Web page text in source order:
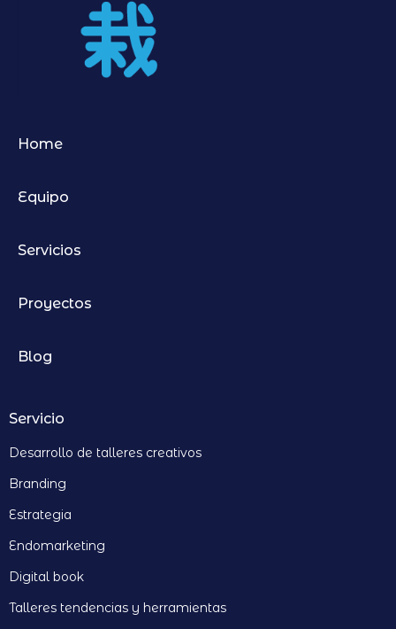
Home
Equipo
Servicios
Proyectos
Blog
Servicio
Desarrollo de talleres creativos
Branding
Estrategia
Endomarketing
Digital book
Talleres tendencias y herramientas